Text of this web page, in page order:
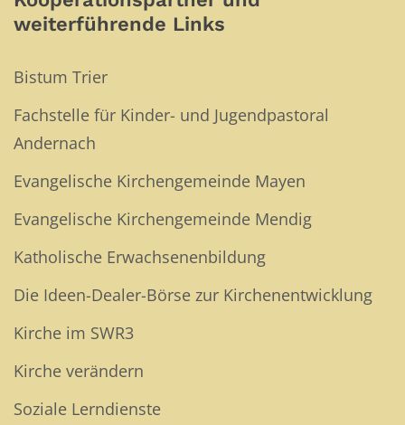
weiterführende Links
Bistum Trier
Fachstelle für Kinder- und Jugendpastoral
Andernach
Evangelische Kirchengemeinde Mayen
Evangelische Kirchengemeinde Mendig
Katholische Erwachsenenbildung
Die Ideen-Dealer-Börse zur Kirchenentwicklung
Kirche im SWR3
Kirche verändern
Soziale Lerndienste